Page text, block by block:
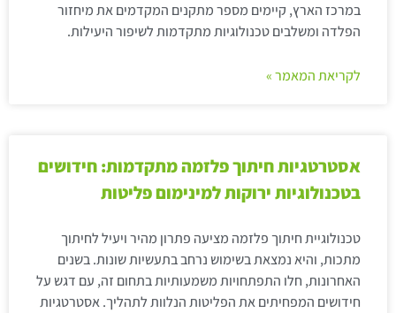
במרכז הארץ, קיימים מספר מתקנים המקדמים את מיחזור
הפלדה ומשלבים טכנולוגיות מתקדמות לשיפור היעילות.
לקריאת המאמר »
אסטרטגיות חיתוך פלזמה מתקדמות: חידושים
בטכנולוגיות ירוקות למינימום פליטות
טכנולוגיית חיתוך פלזמה מציעה פתרון מהיר ויעיל לחיתוך
מתכות, והיא נמצאת בשימוש נרחב בתעשיות שונות. בשנים
האחרונות, חלו התפתחויות משמעותיות בתחום זה, עם דגש על
חידושים המפחיתים את הפליטות הנלוות לתהליך. אסטרטגיות